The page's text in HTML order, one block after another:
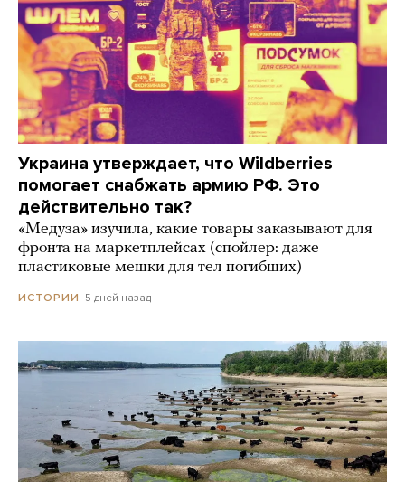
Украина утверждает, что Wildberries
помогает снабжать армию РФ. Это
действительно так?
«Медуза» изучила, какие товары заказывают для
фронта на маркетплейсах (спойлер: даже
пластиковые мешки для тел погибших)
ИСТОРИИ 5 дней назад